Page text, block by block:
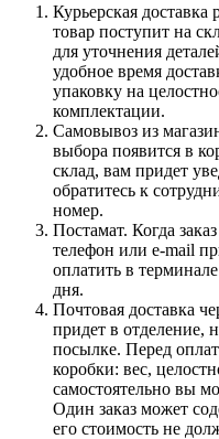
Курьерская доставка
товар поступит на
для уточнения
удобное время
упаковку на
комплектации.
Самовывоз из
выбора появится в
склад, вам придет
обратитесь к
номер.
Постамат. Когда
телефон или e-mail
оплатить в
дня.
Почтовая доставка
придет в отделение,
посылке. Перед
коробки: вес,
самостоятельно вы
Один заказ может
его стоимость не